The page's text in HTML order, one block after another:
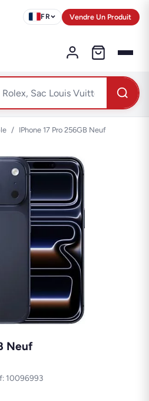
FR Vendre Un Produit
/ IPhone 17 Pro 256GB Neuf
Neuf
10096993